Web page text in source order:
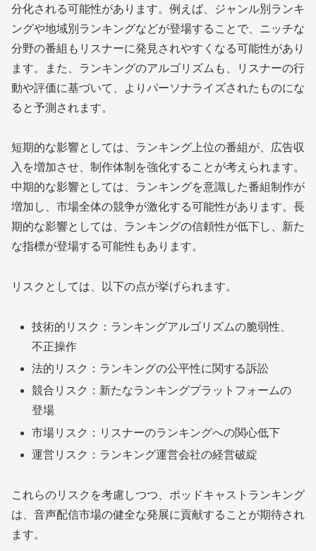
分化される可能性があります。例えば、ジャンル別ランキ
ングや地域別ランキングなどが登場することで、ニッチな
分野の番組もリスナーに発見されやすくなる可能性があり
ます。また、ランキングのアルゴリズムも、リスナーの行
動や評価に基づいて、よりパーソナライズされたものにな
ると予測されます。
短期的な影響としては、ランキング上位の番組が、広告収
入を増加させ、制作体制を強化することが考えられます。
中期的な影響としては、ランキングを意識した番組制作が
増加し、市場全体の競争が激化する可能性があります。長
期的な影響としては、ランキングの信頼性が低下し、新た
な指標が登場する可能性もあります。
リスクとしては、以下の点が挙げられます。
技術的リスク：ランキングアルゴリズムの脆弱性、
不正操作
法的リスク：ランキングの公平性に関する訴訟
競合リスク：新たなランキングプラットフォームの
登場
市場リスク：リスナーのランキングへの関心低下
運営リスク：ランキング運営会社の経営破綻
これらのリスクを考慮しつつ、ポッドキャストランキング
は、音声配信市場の健全な発展に貢献することが期待され
ます。